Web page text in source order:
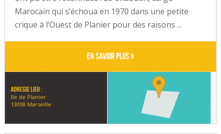
Marocain qui s’échoua en 1970 dans une petite
crique à l’Ouest de Planier pour des raisons ...
En savoir plus »
Adresse lieu :
île de Planier
13008 Marseille